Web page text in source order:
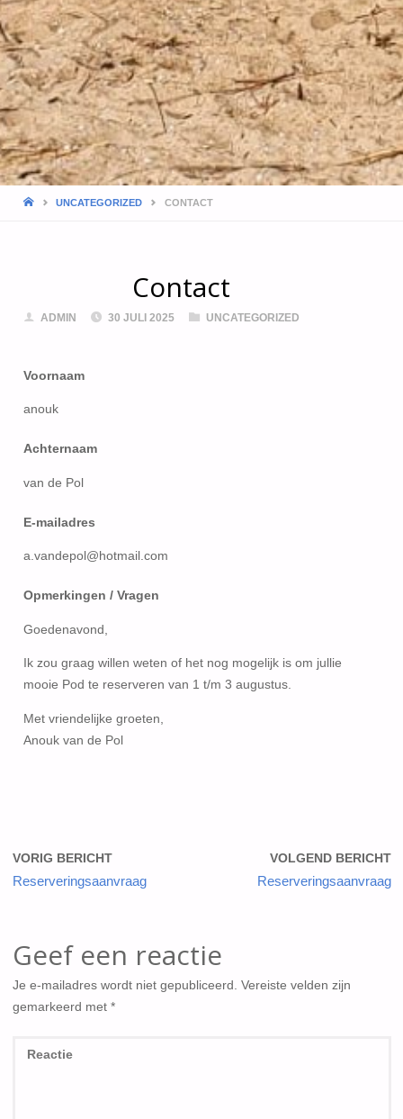
HOMEUNCATEGORIZED CONTACT
Contact
ADMIN 30 JULI 2025 UNCATEGORIZED
Voornaam
anouk
Achternaam
van de Pol
E-mailadres
a.vandepol@hotmail.com
Opmerkingen / Vragen
Goedenavond,
Ik zou graag willen weten of het nog mogelijk is om jullie
mooie Pod te reserveren van 1 t/m 3 augustus.
Met vriendelijke groeten,
Anouk van de Pol
VORIG BERICHT
Reserveringsaanvraag
VOLGEND BERICHT
Reserveringsaanvraag
Geef een reactie
Je e-mailadres wordt niet gepubliceerd.
Vereiste velden zijn
gemarkeerd met *